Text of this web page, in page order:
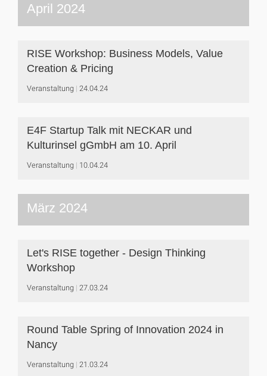
April 2024
RISE Workshop: Business Models, Value
Creation & Pricing
Veranstaltung 24.04.24
E4F Startup Talk mit NECKAR und
Kulturinsel gGmbH am 10. April
Veranstaltung 10.04.24
März 2024
Let's RISE together - Design Thinking
Workshop
Veranstaltung 27.03.24
Round Table Spring of Innovation 2024 in
Nancy
Veranstaltung 21.03.24